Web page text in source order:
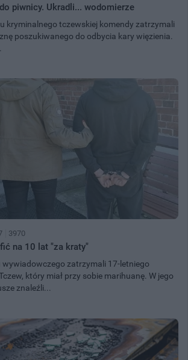
do piwnicy. Ukradli... wodomierze
kryminalnego tczewskiej komendy zatrzymali
poszukiwanego do odbycia kary więzienia.
3970
na 10 lat "za kraty"
wywiadowczego zatrzymali 17-letniego
który miał przy sobie marihuanę. W jego
znaleźli...